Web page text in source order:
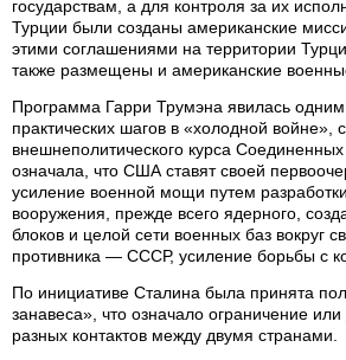
государствам, а для контроля за их
Турции были созданы американские
этими соглашениями на территории
также размещены и американские
Программа Гарри Трумэна явилась
практических шагов в «холодной войне»,
внешнеполитического курса
означала, что США ставят своей
усиление военной мощи путем
вооружения, прежде всего ядерного,
блоков и целой сети военных баз вокруг
противника — СССР, усиление борьбы с
По инициативе Сталина была принята
занавеса», что означало ограничение
разных контактов между двумя странами.